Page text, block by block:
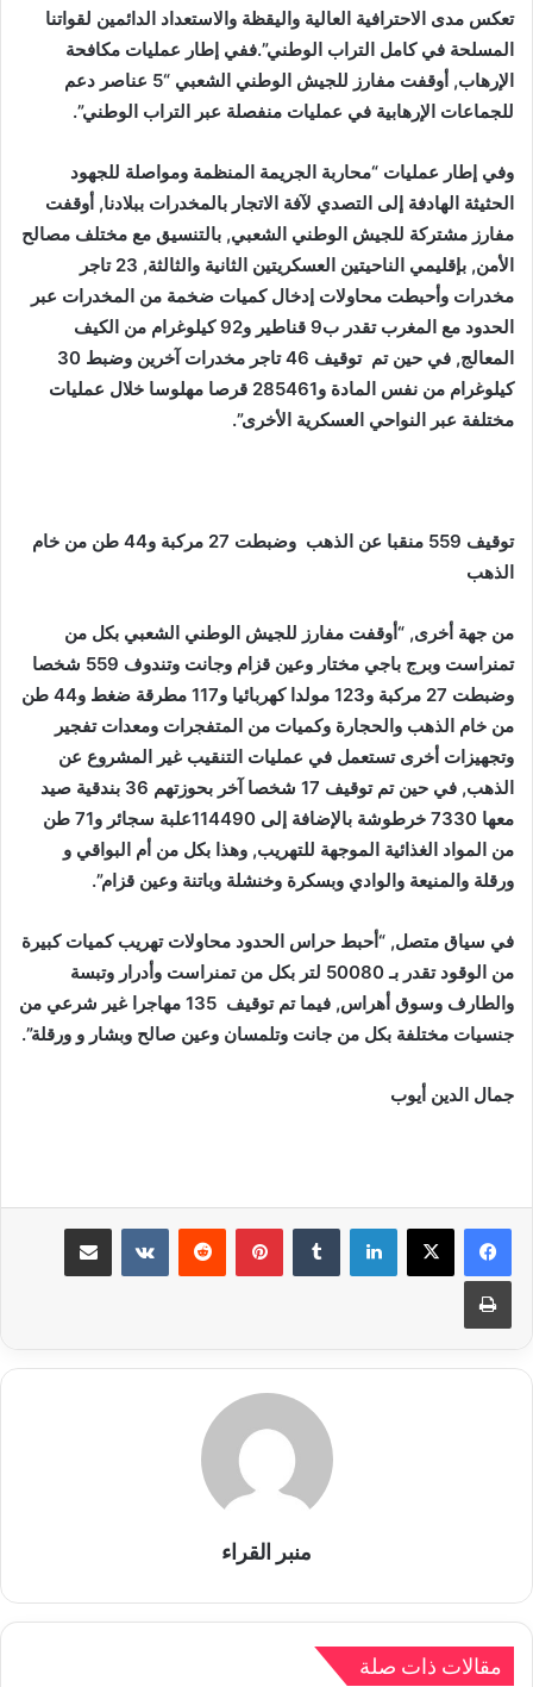
تعكس مدى الاحترافية العالية واليقظة والاستعداد الدائمين لقواتنا
المسلحة في كامل التراب الوطني”.ففي إطار عمليات مكافحة
الإرهاب, أوقفت مفارز للجيش الوطني الشعبي “5 عناصر دعم
للجماعات الإرهابية في عمليات منفصلة عبر التراب الوطني”.
وفي إطار عمليات “محاربة الجريمة المنظمة ومواصلة للجهود
الحثيثة الهادفة إلى التصدي لآفة الاتجار بالمخدرات ببلادنا, أوقفت
مفارز مشتركة للجيش الوطني الشعبي, بالتنسيق مع مختلف مصالح
الأمن, بإقليمي الناحيتين العسكريتين الثانية والثالثة, 23 تاجر
مخدرات وأحبطت محاولات إدخال كميات ضخمة من المخدرات عبر
الحدود مع المغرب تقدر ب9 قناطير و92 كيلوغرام من الكيف
المعالج, في حين تم توقيف 46 تاجر مخدرات آخرين وضبط 30
كيلوغرام من نفس المادة و285461 قرصا مهلوسا خلال عمليات
مختلفة عبر النواحي العسكرية الأخرى”.
توقيف 559 منقبا عن الذهب وضبطت 27 مركبة و44 طن من خام
الذهب
من جهة أخرى, “أوقفت مفارز للجيش الوطني الشعبي بكل من
تمنراست وبرج باجي مختار وعين قزام وجانت وتندوف 559 شخصا
وضبطت 27 مركبة و123 مولدا كهربائيا و117 مطرقة ضغط و44 طن
من خام الذهب والحجارة وكميات من المتفجرات ومعدات تفجير
وتجهيزات أخرى تستعمل في عمليات التنقيب غير المشروع عن
الذهب, في حين تم توقيف 17 شخصا آخر بحوزتهم 36 بندقية صيد
معها 7330 خرطوشة بالإضافة إلى 114490علبة سجائر و71 طن
من المواد الغذائية الموجهة للتهريب, وهذا بكل من أم البواقي و
ورقلة والمنيعة والوادي وبسكرة وخنشلة وباتنة وعين قزام”.
في سياق متصل, “أحبط حراس الحدود محاولات تهريب كميات كبيرة
من الوقود تقدر بـ 50080 لتر بكل من تمنراست وأدرار وتبسة
والطارف وسوق أهراس, فيما تم توقيف 135 مهاجرا غير شرعي من
جنسيات مختلفة بكل من جانت وتلمسان وعين صالح وبشار و ورقلة”.
جمال الدين أيوب
لينكدإن بينتيريست
طباعة
منبر القراء
مقالات ذات صلة